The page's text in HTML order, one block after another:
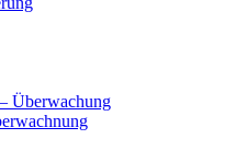
Überwachung